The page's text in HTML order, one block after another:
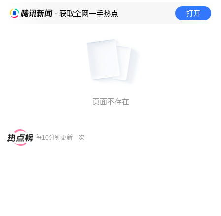
· 获取全网一手热点 打开
页面不存在
每10分钟更新一次